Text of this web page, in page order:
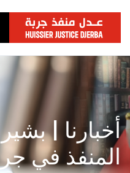
أخبارنا |
المنفذ في